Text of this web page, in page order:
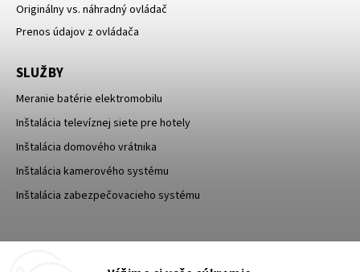
Originálny vs. náhradný ovládač
Prenos údajov z ovládača
SLUŽBY
Meranie batérie elektromobilu
Inštalácia televíznej siete pre hotely
Inštalácia domového vrátnika
Inštalácia kamerového systému
Inštalácia zabezpečovacieho systému